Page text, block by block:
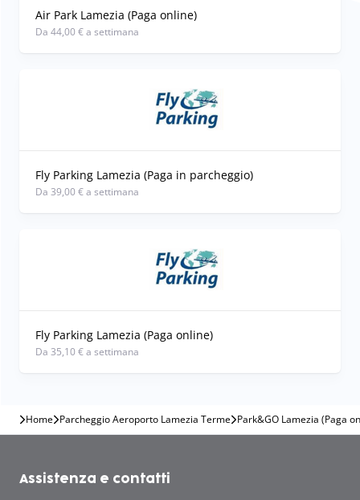
prenotazione.
Air Park Lamezia (Paga online)
Da 44,00 € a settimana
Fly Parking Lamezia (Paga in parcheggio)
Da 39,00 € a settimana
Fly Parking Lamezia (Paga online)
Da 35,10 € a settimana
Home Parcheggio Aeroporto Lamezia Terme Park&GO Lamezia (Paga
Assistenza e contatti